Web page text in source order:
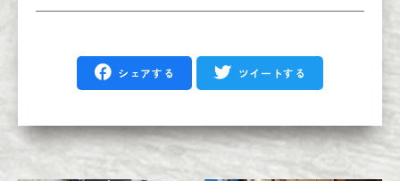
シェアする ツイートする